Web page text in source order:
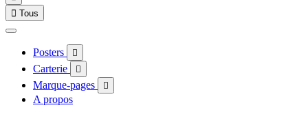
 Tous
Posters 
Carterie 
Marque-pages 
A propos